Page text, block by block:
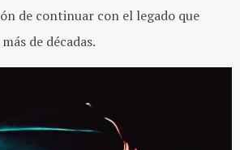
de continuar con el legado que
de décadas.